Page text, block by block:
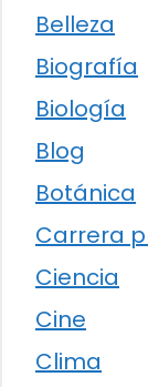
Belleza
Biografía
Biología
Blog
Botánica
Carrera
Ciencia
Cine
Clima